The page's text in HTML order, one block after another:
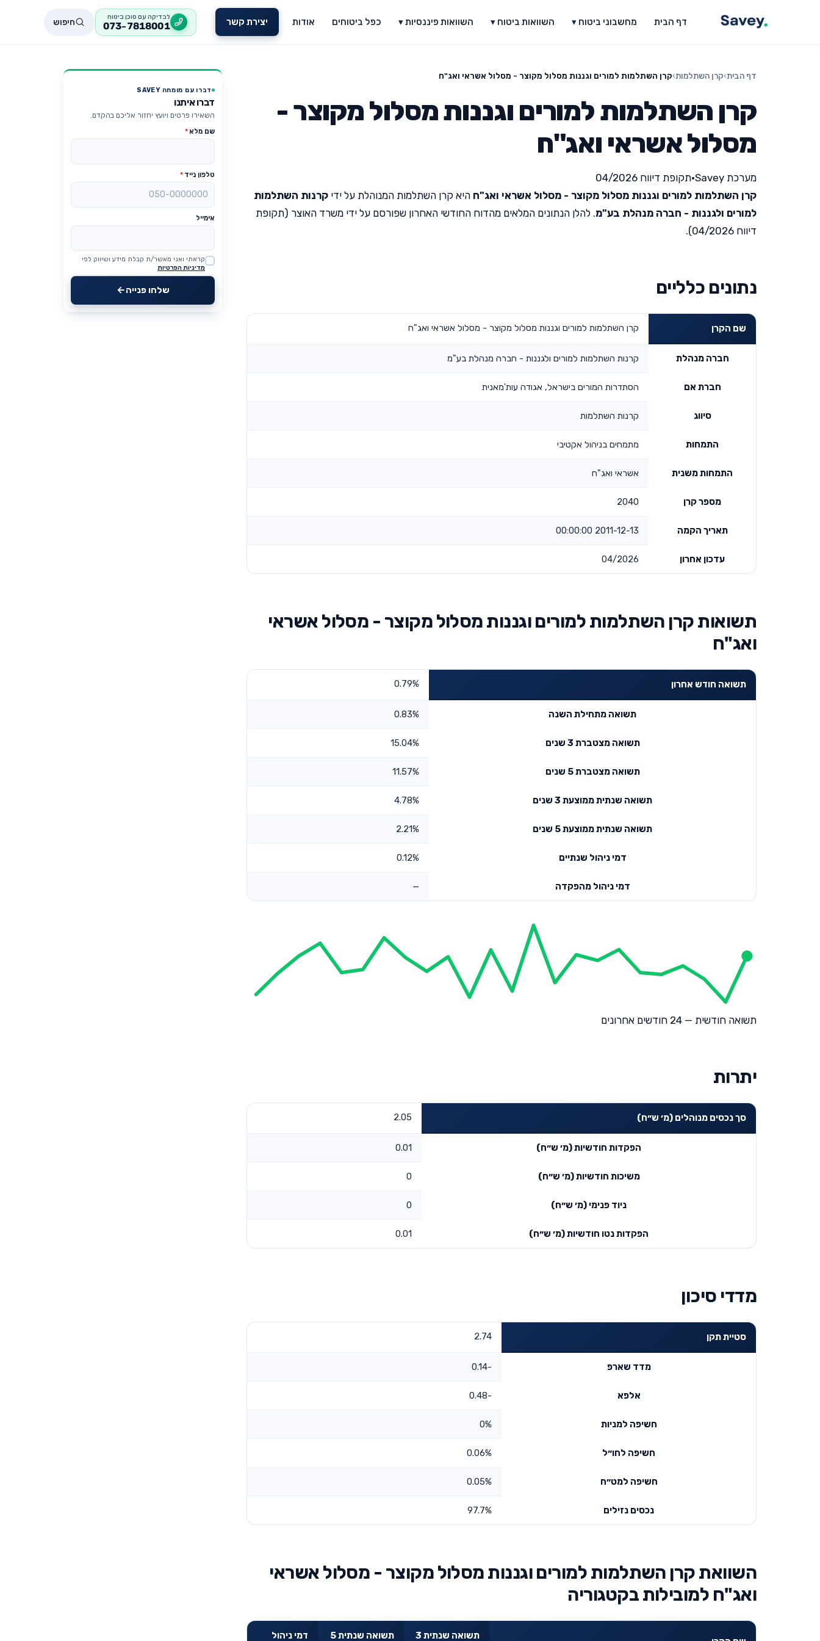
דף הבית מחשבוני ביטוח ▾ השוואות ביטוח ▾ השוואות פיננסיות ▾ כפל ביטוחים אודות יצירת קשר לבדיקה עם סוכן ביטוח
073-7818001 חיפוש
דף הבית›קרן השתלמות›קרן השתלמות למורים וגננות מסלול מקוצר - מסלול אשראי ואג"ח
קרן השתלמות למורים וגננות מסלול מקוצר -
מסלול אשראי ואג"ח
מערכת Savey •תקופת דיווח 04/2026
קרן השתלמות למורים וגננות מסלול מקוצר - מסלול אשראי ואג"ח היא קרן השתלמות המנוהלת על ידי קרנות השתלמות
למורים ולגננות - חברה מנהלת בע"מ. להלן הנתונים המלאים מהדוח החודשי האחרון שפורסם על ידי משרד האוצר (תקופת
דיווח 04/2026).
נתונים כלליים
שם הקרן קרן השתלמות למורים וגננות מסלול מקוצר - מסלול אשראי ואג"ח
חברה מנהלת קרנות השתלמות למורים ולגננות - חברה מנהלת בע"מ
חברת אם הסתדרות המורים בישראל, אגודה עות'מאנית
סיווג קרנות השתלמות
התמחות מתמחים בניהול אקטיבי
התמחות משנית אשראי ואג"ח
מספר קרן 2040
תאריך הקמה 2011-12-13 00:00:00
עדכון אחרון 04/2026
תשואות קרן השתלמות למורים וגננות מסלול מקוצר - מסלול אשראי
ואג"ח
תשואה חודש אחרון 0.79%
תשואה מתחילת השנה 0.83%
תשואה מצטברת 3 שנים 15.04%
תשואה מצטברת 5 שנים 11.57%
תשואה שנתית ממוצעת 3 שנים 4.78%
תשואה שנתית ממוצעת 5 שנים 2.21%
דמי ניהול שנתיים 0.12%
דמי ניהול מהפקדה —
תשואה חודשית — 24 חודשים אחרונים
יתרות
סך נכסים מנוהלים (מ׳ ש״ח) 2.05
הפקדות חודשיות (מ׳ ש״ח) 0.01
משיכות חודשיות (מ׳ ש״ח) 0
ניוד פנימי (מ׳ ש״ח) 0
הפקדות נטו חודשיות (מ׳ ש״ח) 0.01
מדדי סיכון
סטיית תקן 2.74
מדד שארפ -0.14
אלפא -0.48
חשיפה למניות 0%
חשיפה לחו״ל 0.06%
חשיפה למט״ח 0.05%
נכסים נזילים 97.7%
השוואת קרן השתלמות למורים וגננות מסלול מקוצר - מסלול אשראי
ואג"ח למובילות בקטגוריה
תשואה שנתית 3 תשואה שנתית 5 דמי ניהול
דברו עם מומחה SAVEY
דברו איתנו
השאירו פרטים ויועץ יחזור אליכם בהקדם.
שם מלא*
טלפון נייד *
אימייל
Website
קראתי ואני מאשר/ת קבלת מידע ושיווק לפי
מדיניות הפרטיות
שלחו פנייה